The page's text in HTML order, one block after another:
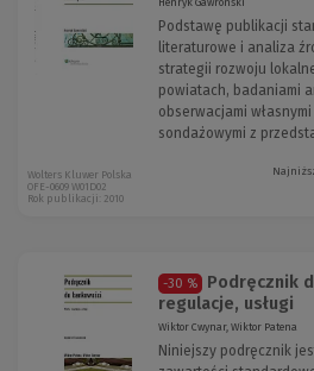
Henryk Gawroński
Podstawę publikacji
literaturowe i analiza
strategii rozwoju
powiatach, badaniami
obserwacjami
sondażowymi z
Wolters Kluwer Polska
OFE-0609 W01D02
Rok publikacji: 2010
-30 %
Podręcznik
regulacje, usługi
Wiktor Cwynar, Wiktor Patena
Niniejszy podręcznik